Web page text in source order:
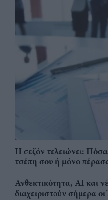
Η σεζόν τελειώνει:
τσέπη σου ή μόνο
Ανθεκτικότητα, AI και
διαχειριστούν σήμερα